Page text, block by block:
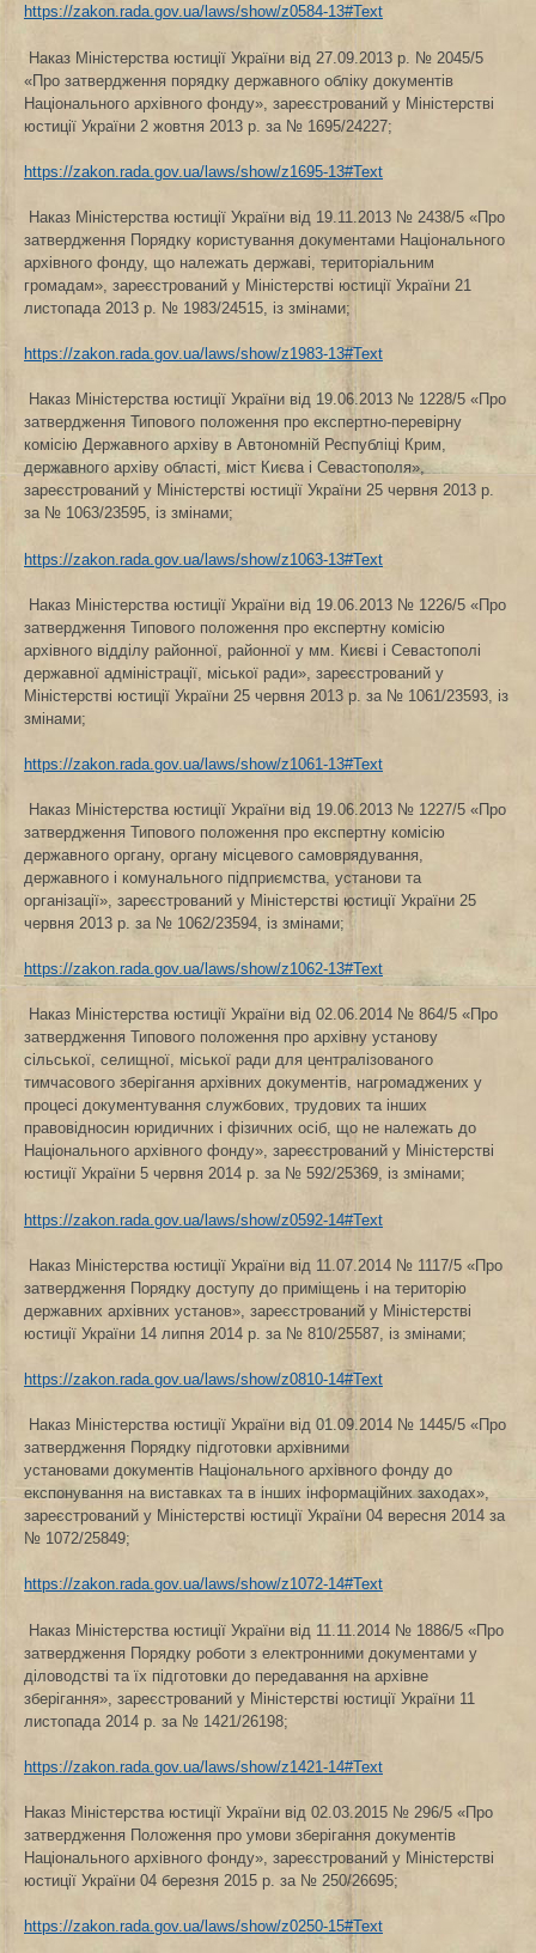
https://zakon.rada.gov.ua/laws/show/z0584-13#Text
Наказ Міністерства юстиції України від 27.09.2013 р. № 2045/5
«Про затвердження порядку державного обліку документів
Національного архівного фонду», зареєстрований у Міністерстві
юстиції України 2 жовтня 2013 р. за № 1695/24227;
https://zakon.rada.gov.ua/laws/show/z1695-13#Text
Наказ Міністерства юстиції України від 19.11.2013 № 2438/5 «Про
затвердження Порядку користування документами Національного
архівного фонду, що належать державі, територіальним
громадам», зареєстрований у Міністерстві юстиції України 21
листопада 2013 р. № 1983/24515, із змінами;
https://zakon.rada.gov.ua/laws/show/z1983-13#Text
Наказ Міністерства юстиції України від 19.06.2013 № 1228/5 «Про
затвердження Типового положення про експертно-перевірну
комісію Державного архіву в Автономній Республіці Крим,
державного архіву області, міст Києва і Севастополя»,
зареєстрований у Міністерстві юстиції України 25 червня 2013 р.
за № 1063/23595, із змінами;
https://zakon.rada.gov.ua/laws/show/z1063-13#Text
Наказ Міністерства юстиції України від 19.06.2013 № 1226/5 «Про
затвердження Типового положення про експертну комісію
архівного відділу районної, районної у мм. Києві і Севастополі
державної адміністрації, міської ради», зареєстрований у
Міністерстві юстиції України 25 червня 2013 р. за № 1061/23593, із
змінами;
https://zakon.rada.gov.ua/laws/show/z1061-13#Text
Наказ Міністерства юстиції України від 19.06.2013 № 1227/5 «Про
затвердження Типового положення про експертну комісію
державного органу, органу місцевого самоврядування,
державного і комунального підприємства, установи та
організації», зареєстрований у Міністерстві юстиції України 25
червня 2013 р. за № 1062/23594, із змінами;
https://zakon.rada.gov.ua/laws/show/z1062-13#Text
Наказ Міністерства юстиції України від 02.06.2014 № 864/5 «Про
затвердження Типового положення про архівну установу
сільської, селищної, міської ради для централізованого
тимчасового зберігання архівних документів, нагромаджених у
процесі документування службових, трудових та інших
правовідносин юридичних і фізичних осіб, що не належать до
Національного архівного фонду», зареєстрований у Міністерстві
юстиції України 5 червня 2014 р. за № 592/25369, із змінами;
https://zakon.rada.gov.ua/laws/show/z0592-14#Text
Наказ Міністерства юстиції України від 11.07.2014 № 1117/5 «Про
затвердження Порядку доступу до приміщень і на територію
державних архівних установ», зареєстрований у Міністерстві
юстиції України 14 липня 2014 р. за № 810/25587, із змінами;
https://zakon.rada.gov.ua/laws/show/z0810-14#Text
Наказ Міністерства юстиції України від 01.09.2014 № 1445/5 «Про
затвердження Порядку підготовки архівними
установами документів Національного архівного фонду до
експонування на виставках та в інших інформаційних заходах»,
зареєстрований у Міністерстві юстиції України 04 вересня 2014 за
№ 1072/25849;
https://zakon.rada.gov.ua/laws/show/z1072-14#Text
Наказ Міністерства юстиції України від 11.11.2014 № 1886/5 «Про
затвердження Порядку роботи з електронними документами у
діловодстві та їх підготовки до передавання на архівне
зберігання», зареєстрований у Міністерстві юстиції України 11
листопада 2014 р. за № 1421/26198;
https://zakon.rada.gov.ua/laws/show/z1421-14#Text
Наказ Міністерства юстиції України від 02.03.2015 № 296/5 «Про
затвердження Положення про умови зберігання документів
Національного архівного фонду», зареєстрований у Міністерстві
юстиції України 04 березня 2015 р. за № 250/26695;
https://zakon.rada.gov.ua/laws/show/z0250-15#Text